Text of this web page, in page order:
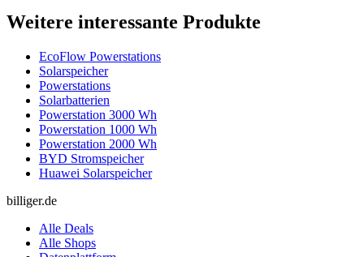
Weitere interessante Produkte
EcoFlow Powerstations
Solarspeicher
Powerstations
Solarbatterien
Powerstation 3000 Wh
Powerstation 1000 Wh
Powerstation 2000 Wh
BYD Stromspeicher
Huawei Solarspeicher
billiger.de
Alle Deals
Alle Shops